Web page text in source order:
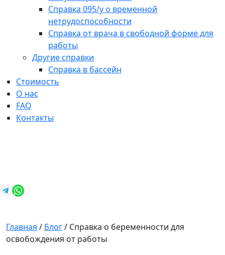
Справка 095/у о временной
нетрудоспособности
Справка от врача в свободной форме для
работы
Другие справки
Справка в бассейн
Стоимость
О нас
FAQ
Контакты
Главная / Блог/ Справка о беременности для
освобождения от работы